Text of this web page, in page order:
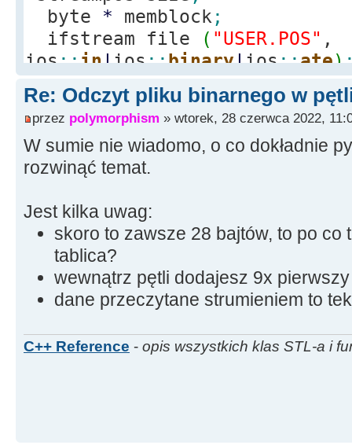
byte * memblock ;
ifstream file
( "USER.POS" ,
ios::in|ios::binary|ios::ate)
if (file.is_open())
{
size=file.tellg();
memblock= new char [
file.
file.
for
Memo1->Lines->Add(
Edit24->Text=
Re: Odczyt pliku binarnego w
przez polymorphism » wtorek, 28 czerwca 2022,
W sumie nie wiadomo, o co dokładnie
rozwinąć temat.
Jest kilka uwag:
skoro to zawsze 28 bajtów, to po co
tablica?
wewnątrz pętli dodajesz 9x
dane przeczytane strumieniem to
C++ Reference - opis wszystkich klas STL-a i